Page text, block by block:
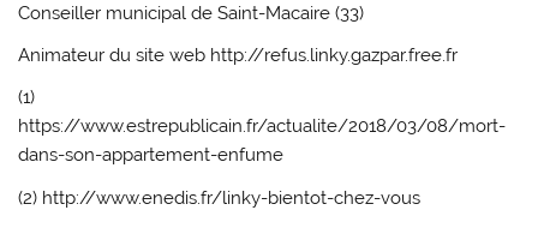
Conseiller municipal de Saint-Macaire (33)
Animateur du site web http://refus.linky.gazpar.free.fr
(1)
https://www.estrepublicain.fr/actualite/2018/03/08/mort-
dans-son-appartement-enfume
(2) http://www.enedis.fr/linky-bientot-chez-vous